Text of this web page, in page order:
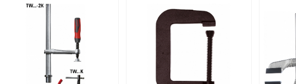
此也可以在斜坡上使用